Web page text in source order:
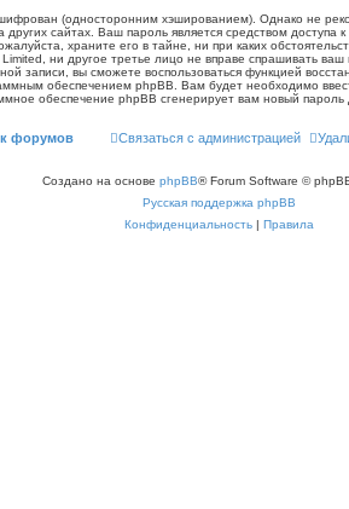
(односторонним хэшированием). Однако не
других сайтах. Ваш пароль является средством
храните его в тайне, ни при каких
ни другое третье лицо не вправе спрашивать
записи, вы сможете воспользоваться функцией
обеспечением phpBB. Вам будет необходимо
обеспечение phpBB сгенерирует вам новый
форумов Связаться с администрацией
Создано на основе phpBB® Forum Software ©
Русская поддержка phpBB
Конфиденциальность | Правила